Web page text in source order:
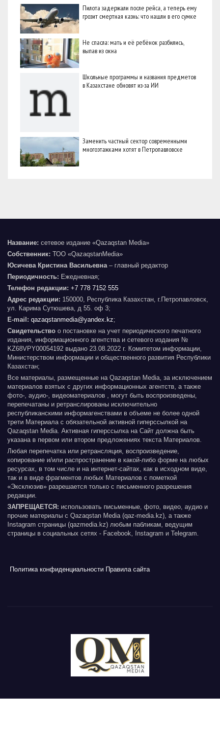
Пилота задержали после рейса, а теперь ему
грозит смертная казнь: что нашли в его сумке
Не спасла: мать и её ребёнок разбились,
выпав из окна
Школьные программы и названия предметов
в Казахстане обновят из-за ИИ
Заменить частный сектор современными
многоэтажками хотят в Петропавловске
Название: сетевое издание «Qazaqstan Media»
Собственник: ТОО «QazaqstanMedia»
Юсичева Кристина Васильевна– главный редактор
Периодичность: Ежедневная;
Телефон редакции: +7 778 7152 555
Адрес редакции: 150000, Республика Казахстан, г.Петропавловск,
ул. Карима Сутюшева, д 55. оф 3;
E-mail: qazaqstanmedia@yandex.kz;
Свидетельство о постановке на учет периодического печатного
издания, информационного агентства и сетевого издания №
KZ68VPY00054192 выдано 23.08.2022 г. Комитетом информации,
Министерством информации и общественного развития Республики
Казахстан;
Все материалы, размещенные на Qazaqstan Media, за исключением
материалов взятых с других информационных агентств, а также
фото-, аудио-, видеоматериалов , могут быть воспроизведены,
перепечатаны и ретранслированы исключительно
республиканскими информагенствами в объеме не более одной
трети Материала с обязательной активной гиперссылкой на
Qazaqstan Media. Активная гиперссылка на Сайт должна быть
указана в первом или втором предложениях текста Материалов.
Любая перепечатка или ретрансляция, воспроизведение,
копирование и/или распространение в какой-либо форме на любых
ресурсах, в том числе и на интернет-сайтах, как в исходном виде,
так и в виде фрагментов любых Материалов с пометкой
«Эксклюзив» разрешается только с письменного разрешения
редакции.
ЗАПРЕЩАЕТСЯ: использовать письменные, фото, видео, аудио и
прочие материалы с Qazaqstan Media (qaz-media.kz), а также
Instagram страницы (qazmedia.kz) любым пабликам, ведущим
страницы в социальных сетях - Facebook, Instagram и Telegram.
Политика конфиденциальности Правила сайта